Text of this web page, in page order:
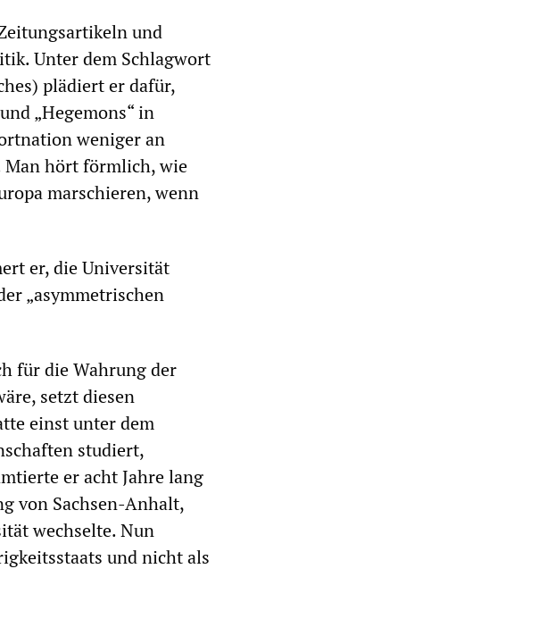
und
Unter dem Schlagwort
plädiert er dafür,
„Hegemons“ in
weniger an
Man hört förmlich, wie
marschieren, wenn
er, die Universität
„asymmetrischen
für die Wahrung der
setzt diesen
einst unter dem
studiert,
er acht Jahre lang
von Sachsen-Anhalt,
wechselte. Nun
und nicht als